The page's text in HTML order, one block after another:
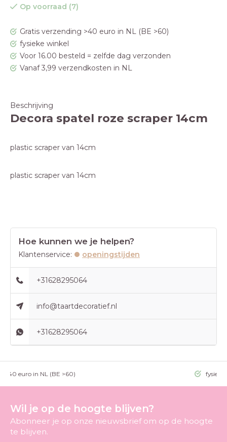
Op voorraad (7)
Gratis verzending >40 euro in NL (BE >60)
fysieke winkel
Voor 16.00 besteld = zelfde dag verzonden
Vanaf 3,99 verzendkosten in NL
Beschrijving
Decora spatel roze scraper 14cm
plastic scraper van 14cm
plastic scraper van 14cm
Hoe kunnen we je helpen?
Klantenservice: openingstijden
+31628295064
info@taartdecoratief.nl
+31628295064
>40 euro in NL (BE >60) fysieke
Wil je op de hoogte blijven?
Abonneer je op onze nieuwsbrief om op de hoogte
te blijven.